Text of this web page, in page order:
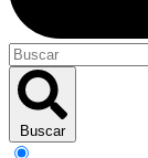
Buscar